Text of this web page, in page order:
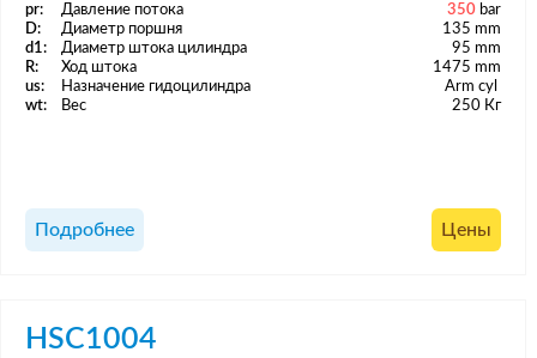
pr:
Давление потока 350 bar
D:
Диаметр поршня
135 mm
d1:
Диаметр штока цилиндра
95 mm
R:
Ход штока
1475 mm
us:
Назначение гидоцилиндра
Arm cyl
wt:
Вес 250 Кг
Подробнее Цены
HSC1004